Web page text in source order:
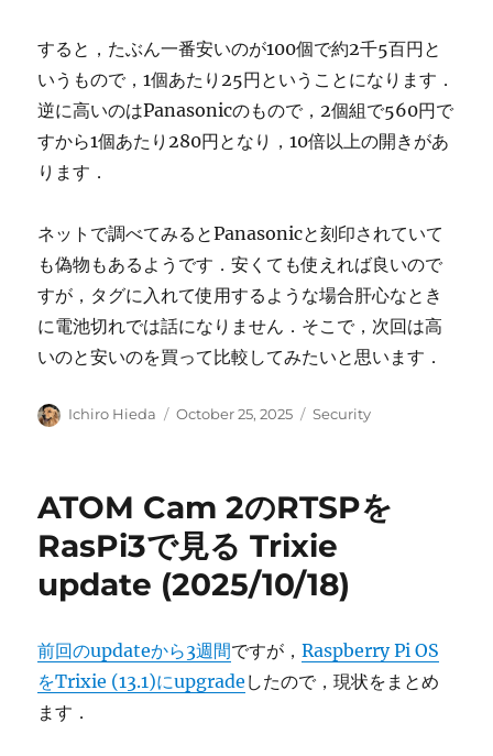
すると，たぶん一番安いのが100個で約2千5百円と
いうもので，1個あたり25円ということになります．
逆に高いのはPanasonicのもので，2個組で560円で
すから1個あたり280円となり，10倍以上の開きがあ
ります．
ネットで調べてみるとPanasonicと刻印されていて
も偽物もあるようです．安くても使えれば良いので
すが，タグに入れて使用するような場合肝心なとき
に電池切れでは話になりません．そこで，次回は高
いのと安いのを買って比較してみたいと思います．
Author
Ichiro Hieda
Posted
October 25, 2025 Categories
Security
ATOM Cam 2のRTSPを
RasPi3で見る Trixie
update (2025/10/18)
前回のupdateから3週間ですが，Raspberry Pi OS
をTrixie (13.1)にupgrade したので，現状をまとめ
ます．